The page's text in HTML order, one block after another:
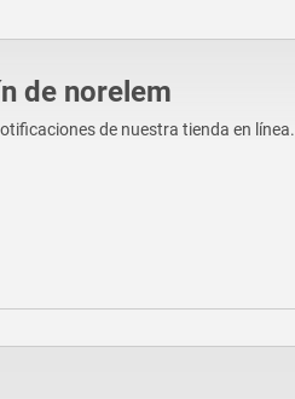
de norelem
de nuestra tienda en línea.